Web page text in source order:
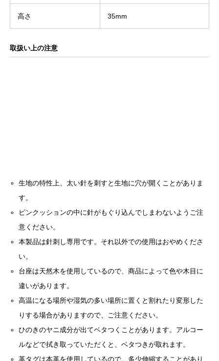
高さ 35mm
取扱い上の注意
生地の特性上、太い針を刺すと生地に穴が開くことがありま
す。
ピンクッションの中に針がもぐり込んでしまわないようご注
意ください。
本製品は針刺し専用です。それ以外での使用はおやめくださ
い。
台座は天然木を使用しているので、商品によって色や木目に
違いがあります。
高温になる場所や湿気の多い場所に置くと割れたり変形した
りする場合がありますので、ご注意ください。
ひのきのヤニ成分が出てベタつくことがあります。アルコー
ルなどで拭き取っていただくと、ベタつきが取れます。
革タグは本革を使用しているので、多少伸縮することがあり